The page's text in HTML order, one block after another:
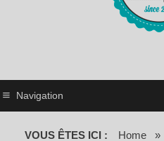
Navigation
VOUS ÊTES ICI : Home »